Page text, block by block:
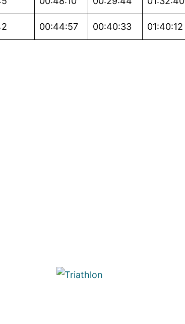
00:44:57 00:40:33 01:40:12